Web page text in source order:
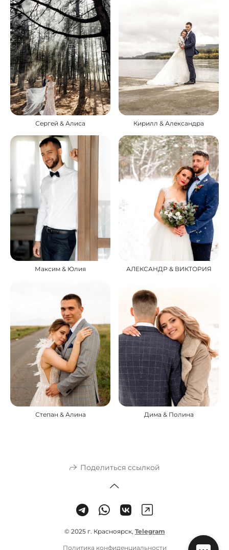
Сергей & Алиса Кирилл & Александра
Максим & Юлия АЛЕКСАНДР & ВИКТОРИЯ
Степан & Алина Дима & Полина
Поделиться ссылкой
© 2025 г. Красноярск, Telegram
Политика конфиденциальности